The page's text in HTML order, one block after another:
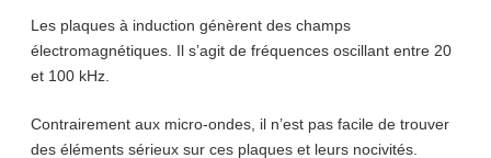
Les plaques à induction génèrent des champs
électromagnétiques. Il s’agit de fréquences oscillant entre 20
et 100 kHz.
Contrairement aux micro-ondes, il n’est pas facile de trouver
des éléments sérieux sur ces plaques et leurs nocivités.